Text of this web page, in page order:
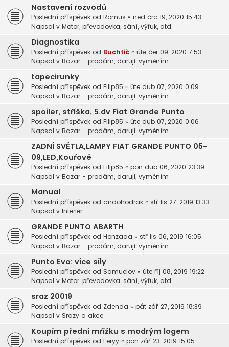
Nastavení rozvodů
Poslední příspěvek od Romus « ned črc 19, 2020 15:43
Napsal v Motor, převodovka, sání, výfuk, atd.
Diagnostika
Poslední příspěvek od Buchtič « úte čer 09, 2020 7:53
Napsal v Bazar - prodám, daruji, vyměním
tapecirunky
Poslední příspěvek od Filip85 « úte dub 07, 2020 0:09
Napsal v Bazar - prodám, daruji, vyměním
spoiler, stříška, 5.dv Fiat Grande Punto
Poslední příspěvek od Filip85 « úte dub 07, 2020 0:06
Napsal v Bazar - prodám, daruji, vyměním
ZADNÍ SVĚTLA,LAMPY FIAT GRANDE PUNTO 05-
09,LED,Kouřové
Poslední příspěvek od Filip85 « pon dub 06, 2020 23:39
Napsal v Bazar - prodám, daruji, vyměním
Manual
Poslední příspěvek od andohodrak « stř lis 27, 2019 13:33
Napsal v Interiér
GRANDE PUNTO ABARTH
Poslední příspěvek od Honzaaa « stř lis 06, 2019 16:05
Napsal v Bazar - prodám, daruji, vyměním
Punto Evo: více síly
Poslední příspěvek od Samuelov « úte říj 08, 2019 19:22
Napsal v Motor, převodovka, sání, výfuk, atd.
sraz 20019
Poslední příspěvek od Zdenda « pát zář 27, 2019 18:39
Napsal v Srazy a akce
Koupím přední mřížku s modrým logem
Poslední příspěvek od Feryy « pon zář 23, 2019 15:05